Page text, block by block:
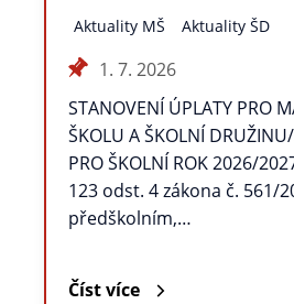
Aktuality MŠ Aktuality ŠD
1. 7. 2026
STANOVENÍ ÚPLATY PRO
ŠKOLU A ŠKOLNÍ
PRO ŠKOLNÍ ROK 2026/
123 odst. 4 zákona č. 561/
předškolním,…
Číst více